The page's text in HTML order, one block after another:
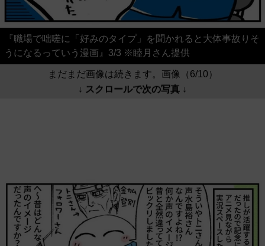
『職場で咄嗟に「好みのタイプ」を聞かれると大体事故りそ
うになるっていう漫画』3/3 ※睦月さん提供
まだまだ画像は続きます。画像（6/10）
↓ スクロールで次の写真 ↓